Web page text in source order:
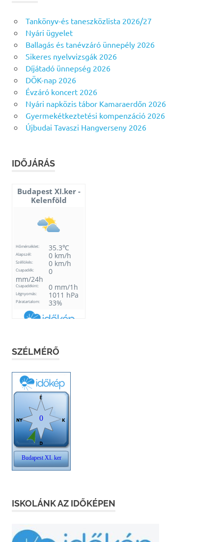
Tankönyv-és taneszközlista 2026/27
Nyári ügyelet
Ballagás és tanévzáró ünnepély 2026
Sikeres nyelvvizsgák 2026
Díjátadó ünnepség 2026
DÖK-nap 2026
Évzáró koncert 2026
Nyári napközis tábor Kamaraerdőn 2026
Gyermekétkeztetési kompenzáció 2026
Újbudai Tavaszi Hangverseny 2026
IDŐJÁRÁS
SZÉLMÉRŐ
ISKOLÁNK AZ IDŐKÉPEN